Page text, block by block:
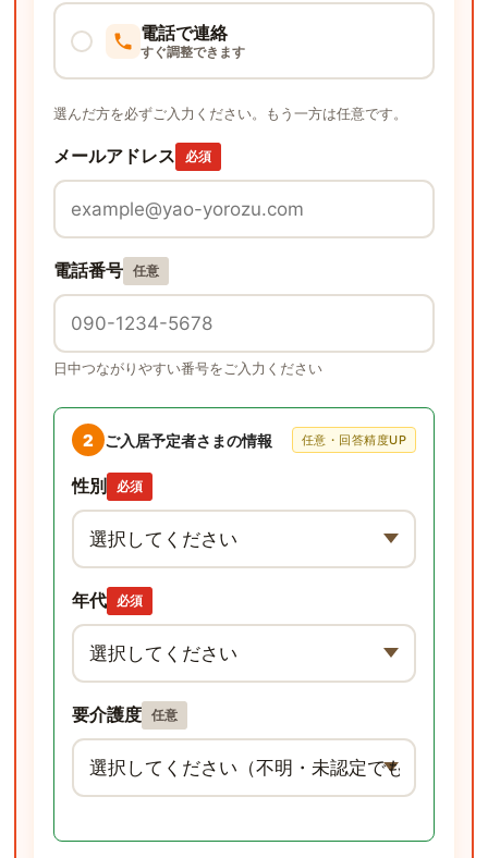
電話で連絡
すぐ調整できます
選んだ方を必ずご入力ください。もう一方は任意です。
メールアドレス 必須
電話番号 任意
日中つながりやすい番号をご入力ください
2 ご入居予定者さまの情報 任意・回答精度UP
性別 必須
年代 必須
要介護度 任意